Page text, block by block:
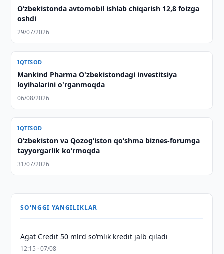
O‘zbekistonda avtomobil ishlab chiqarish 12,8 foizga
oshdi
29/07/2026
IQTISOD
Mankind Pharma O'zbekistondagi investitsiya
loyihalarini o'rganmoqda
06/08/2026
IQTISOD
O‘zbekiston va Qozog‘iston qo‘shma biznes-forumga
tayyorgarlik ko‘rmoqda
31/07/2026
SO'NGGI YANGILIKLAR
Agat Credit 50 mlrd so‘mlik kredit jalb qiladi
12:15 · 07/08